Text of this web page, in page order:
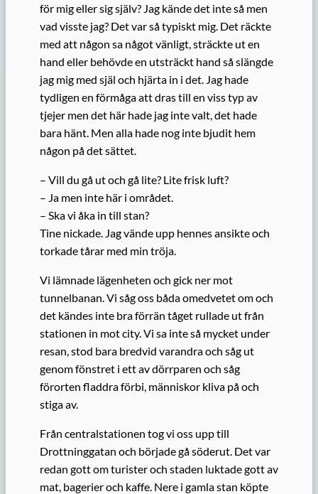
för mig eller sig själv? Jag kände det inte så men
vad visste jag? Det var så typiskt mig. Det räckte
med att någon sa något vänligt, sträckte ut en
hand eller behövde en utsträckt hand så slängde
jag mig med själ och hjärta in i det. Jag hade
tydligen en förmåga att dras till en viss typ av
tjejer men det här hade jag inte valt, det hade
bara hänt. Men alla hade nog inte bjudit hem
någon på det sättet.
– Vill du gå ut och gå lite? Lite frisk luft?
– Ja men inte här i området.
– Ska vi åka in till stan?
Tine nickade. Jag vände upp hennes ansikte och
torkade tårar med min tröja.
Vi lämnade lägenheten och gick ner mot
tunnelbanan. Vi såg oss båda omedvetet om och
det kändes inte bra förrän tåget rullade ut från
stationen in mot city. Vi sa inte så mycket under
resan, stod bara bredvid varandra och såg ut
genom fönstret i ett av dörrparen och såg
förorten fladdra förbi, människor kliva på och
stiga av.
Från centralstationen tog vi oss upp till
Drottninggatan och började gå söderut. Det var
redan gott om turister och staden luktade gott av
mat, bagerier och kaffe. Nere i gamla stan köpte